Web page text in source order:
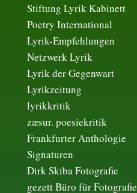
Stiftung Lyrik Kabinett
Poetry International
Lyrik-Empfehlungen
Netzwerk Lyrik
Lyrik der Gegenwart
Lyrikzeitung
lyrikkritik
zæsur. poesiekritik
Frankfurter Anthologie
Signaturen
Dirk Skiba Fotografie
gezett Büro für Fotografie